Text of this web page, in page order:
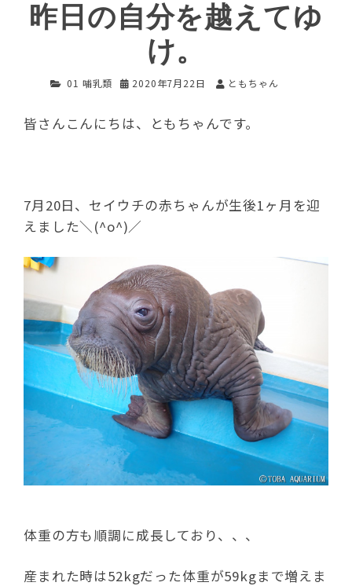
昨日の自分を越えてゆ
け。
01 哺乳類 2020年7月22日 ともちゃん
皆さんこんにちは、ともちゃんです。
7月20日、セイウチの赤ちゃんが生後1ヶ月を迎
えました＼(^o^)／
体重の方も順調に成長しており、、、
産まれた時は52kgだった体重が59kgまで増えま